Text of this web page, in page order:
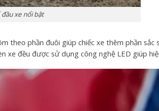
đầu xe nổi bật
theo phần đuôi giúp chiếc xe thêm phần sắc
đều được sử dụng công nghệ LED giúp